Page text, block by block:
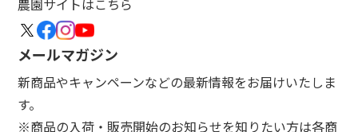
農園サイトはこちら
メールマガジン
新商品やキャンペーンなどの最新情報をお届けいたしま
す。
※商品の入荷・販売開始のお知らせを知りたい方は各商